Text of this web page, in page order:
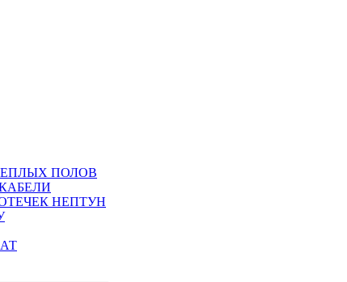
ПОЛОВ
НЕПТУН